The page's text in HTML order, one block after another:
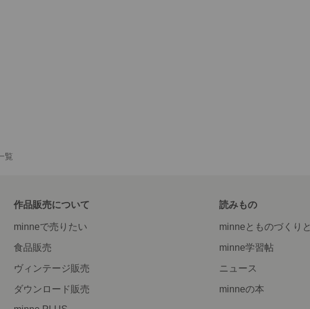
覧
作品販売について
minneで売りたい
食品販売
ヴィンテージ販売
ダウンロード販売
読みもの
minneとものづくりと
minne学習帖
ニュース
minneの本